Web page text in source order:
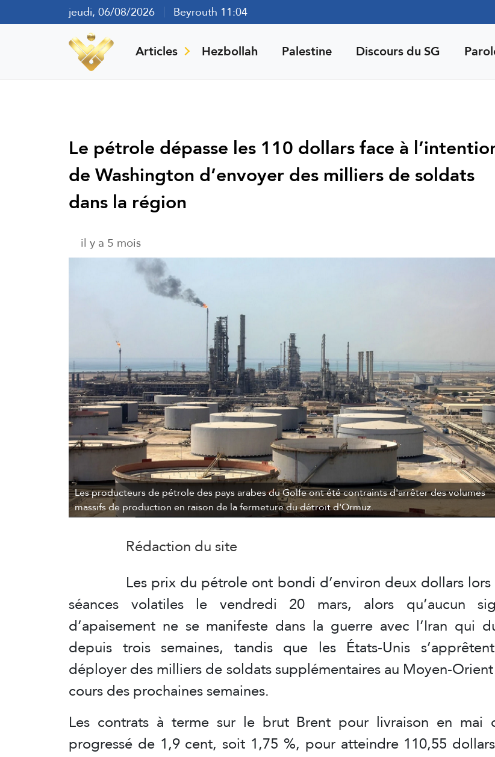
jeudi, 06/08/2026 Beyrouth 11:04
Articles Hezbollah Palestine Discours du SG
Le pétrole dépasse les 110 dollars face à
de Washington d’envoyer des milliers de soldats
dans la région
il y a 5 mois
Les producteurs de pétrole des pays arabes du Golfe ont été contraints d'arrêter des volumes
massifs de production en raison de la fermeture du détroit d'Ormuz.
Rédaction du site
Les prix du pétrole ont bondi d’environ deux dollars
séances volatiles le vendredi 20 mars, alors qu’aucun
d’apaisement ne se manifeste dans la guerre avec l’Iran qui
depuis trois semaines, tandis que les États-Unis
déployer des milliers de soldats supplémentaires au Moyen-
cours des prochaines semaines.
Les contrats à terme sur le brut Brent pour livraison en mai
progressé de 1,9 cent, soit 1,75 %, pour atteindre 110,55